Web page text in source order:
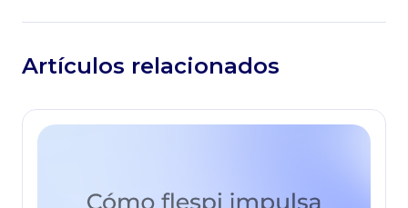
Artículos relacionados